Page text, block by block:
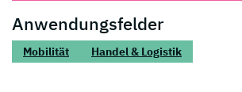
Anwendungsfelder
Mobilität Handel & Logistik